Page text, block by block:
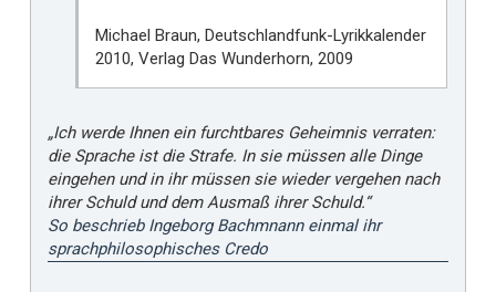
Michael Braun, Deutschlandfunk-Lyrikkalender
2010, Verlag Das Wunderhorn, 2009
„Ich werde Ihnen ein furchtbares Geheimnis verraten:
die Sprache ist die Strafe. In sie müssen alle Dinge
eingehen und in ihr müssen sie wieder vergehen nach
ihrer Schuld und dem Ausmaß ihrer Schuld.“
So beschrieb Ingeborg Bachmnann einmal ihr
sprachphilosophisches Credo